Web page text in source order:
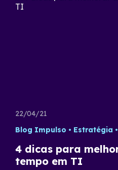
22/04/21
Blog Impulso
Estratégia
4 dicas para
tempo em TI